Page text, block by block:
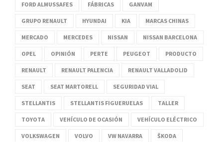
FORD ALMUSSAFES FÁBRICAS GANVAM
GRUPO RENAULT HYUNDAI KIA MARCAS CHINAS
MERCADO MERCEDES NISSAN NISSAN BARCELONA
OPEL OPINIÓN PERTE PEUGEOT PRODUCTO
RENAULT RENAULT PALENCIA RENAULT VALLADOLID
SEAT SEAT MARTORELL SEGURIDAD VIAL
STELLANTIS STELLANTIS FIGUERUELAS TALLER
TOYOTA VEHÍCULO DE OCASIÓN VEHÍCULO ELÉCTRICO
VOLKSWAGEN VOLVO VW NAVARRA ŠKODA